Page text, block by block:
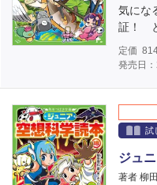
気にな
証！
定価
発売日
試
ジュ
著者 柳